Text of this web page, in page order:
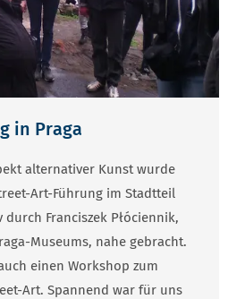
in Praga
alternativer Kunst wurde
Art-Führung im Stadtteil
Franciszek Płóciennik,
Museums, nahe gebracht.
einen Workshop zum
Art. Spannend war für uns